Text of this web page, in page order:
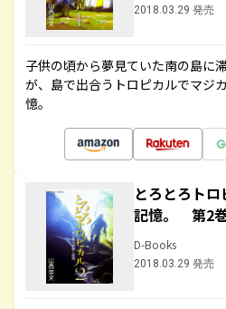
2018.03.29 発売
子供の頃から夢見ていた南の島に
が、島で出合うトロピカルでマジ
憶。
とろとろト
記憶。 第2
D-Books
2018.03.29 発売